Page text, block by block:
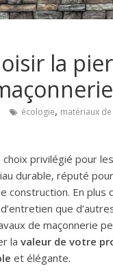
la
écologie, matériaux
choix privilégié pour
durable, réputé
construction. En plus
que
de maçonnerie
la valeur de votre
et élégante.